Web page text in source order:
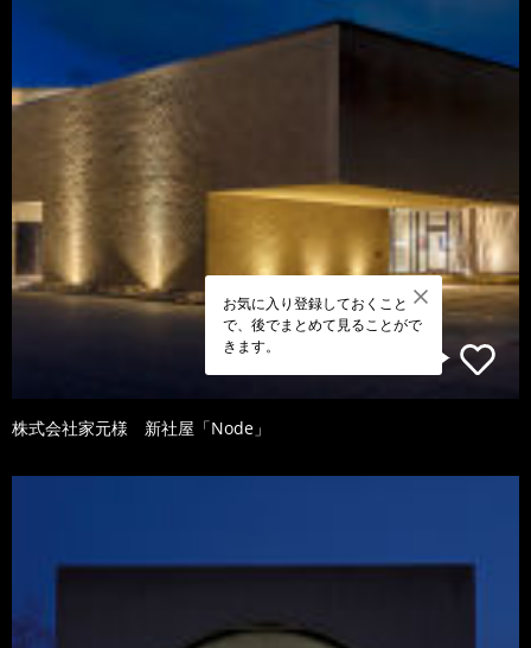
お気に入り登録しておくこと
で、後でまとめて見ることがで
きます。
株式会社家元様 新社屋「Node」